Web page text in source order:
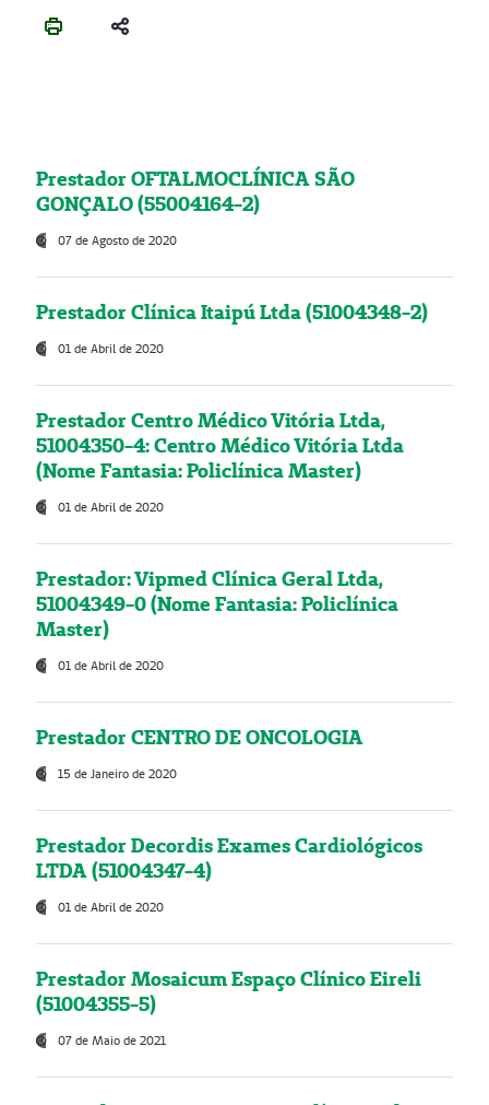
Prestador OFTALMOCLÍNICA SÃO
GONÇALO (55004164-2)
07 de Agosto de 2020
Prestador Clínica Itaipú Ltda (51004348-2)
01 de Abril de 2020
Prestador Centro Médico Vitória Ltda,
51004350-4: Centro Médico Vitória Ltda
(Nome Fantasia: Policlínica Master)
01 de Abril de 2020
Prestador: Vipmed Clínica Geral Ltda,
51004349-0 (Nome Fantasia: Policlínica
Master)
01 de Abril de 2020
Prestador CENTRO DE ONCOLOGIA
15 de Janeiro de 2020
Prestador Decordis Exames Cardiológicos
LTDA (51004347-4)
01 de Abril de 2020
Prestador Mosaicum Espaço Clínico Eireli
(51004355-5)
07 de Maio de 2021